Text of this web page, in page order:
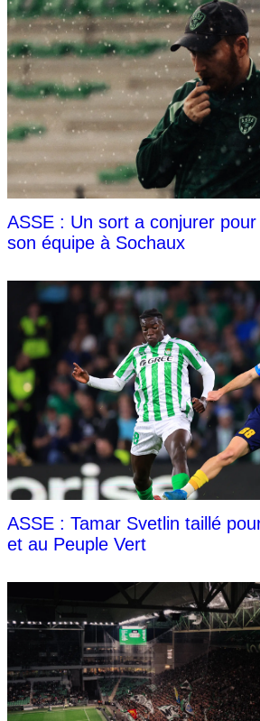
ASSE : Un sort a conjurer
son équipe à Sochaux
ASSE : Tamar Svetlin taillé
et au Peuple Vert